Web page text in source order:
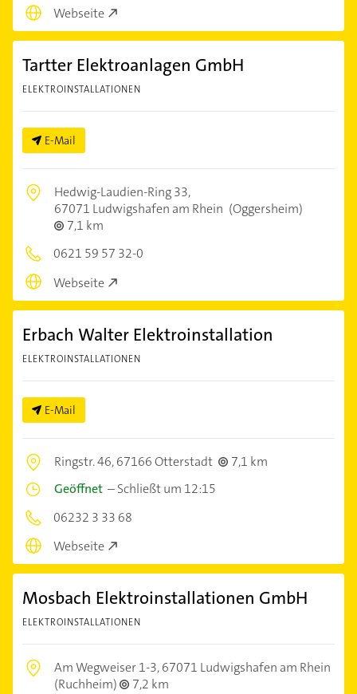
Webseite
Tartter Elektroanlagen GmbH
ELEKTROINSTALLATIONEN
E-Mail
Hedwig-Laudien-Ring 33,
67071 Ludwigshafen am Rhein (Oggersheim)
7,1 km
0621 59 57 32-0
Webseite
Erbach Walter Elektroinstallation
ELEKTROINSTALLATIONEN
E-Mail
Ringstr. 46,67166 Otterstadt
7,1 km
Geöffnet –Schließt um 12:15
06232 3 33 68
Webseite
Mosbach Elektroinstallationen GmbH
ELEKTROINSTALLATIONEN
Am Wegweiser 1-3,67071 Ludwigshafen am Rhein
(Ruchheim)
7,2 km